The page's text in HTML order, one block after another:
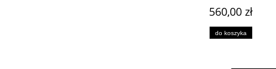
560,00 zł
do koszyka